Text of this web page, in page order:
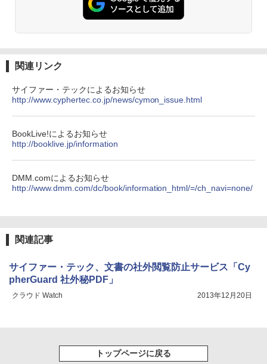
関連リンク
サイファー・テックによるお知らせ
http://www.cyphertec.co.jp/news/cymon_issue.html
BookLive!によるお知らせ
http://booklive.jp/information
DMM.comによるお知らせ
http://www.dmm.com/dc/book/information_html/=/ch_navi=none/
関連記事
サイファー・テック、文書の社外閲覧防止サービス「Cy
pherGuard 社外秘PDF」
クラウド Watch 2013年12月20日
トップページに戻る